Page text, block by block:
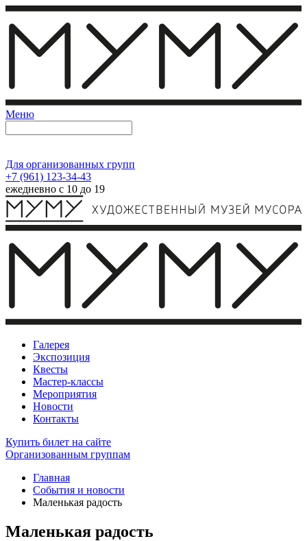
Меню
Для организованных групп
+7 (961) 123-34-43
ежедневно с 10 до 19
Галерея
Экспозиция
Квесты
Мастер-классы
Мероприятия
Новости
Контакты
Купить билет на сайте
Организованным группам
Главная
События и новости
Маленькая радость
Маленькая радость